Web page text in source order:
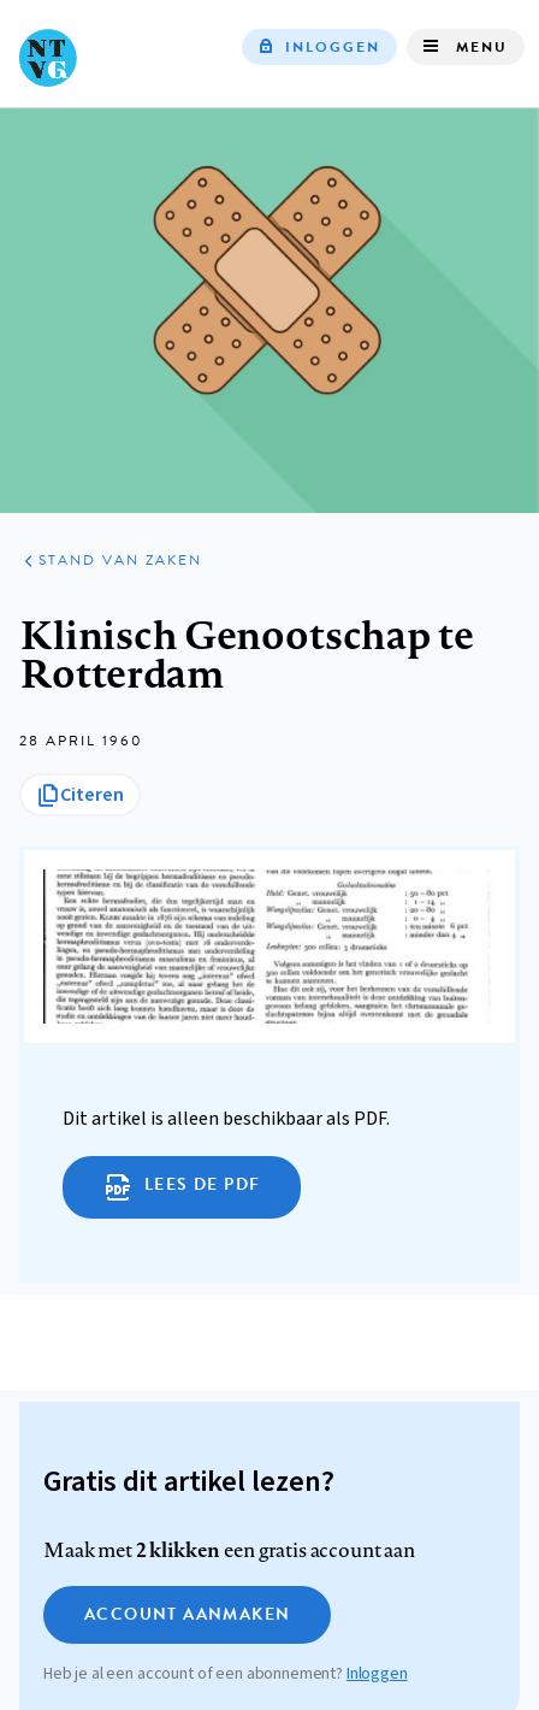
INLOGGEN MENU
ARTIKELEN
PRAKTIJK
STAND VAN ZAKEN
Klinisch Genootschap te
Rotterdam
28 APRIL 1960
Citeren
Dit artikel is alleen beschikbaar als PDF.
LEES DE PDF
Gratis dit artikel lezen?
Maak met2 klikkeneen gratis account aan
ACCOUNT AANMAKEN
Heb je al een account of een abonnement? Inloggen